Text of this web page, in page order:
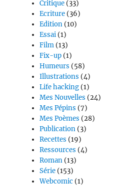
Critique (33)
Ecriture (36)
Edition (10)
Essai (1)
Film (13)
Fix-up (1)
Humeurs (58)
Illustrations (4)
Life hacking (1)
Mes Nouvelles (24)
Mes Pépins (7)
Mes Poèmes (28)
Publication (3)
Recettes (19)
Ressources (4)
Roman (13)
Série (153)
Webcomic (1)